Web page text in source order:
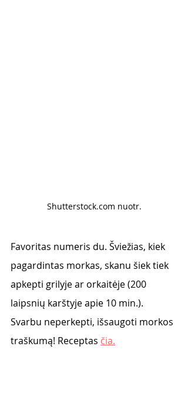
Shutterstock.com nuotr.
Favoritas numeris du. Šviežias, kiek
pagardintas morkas, skanu šiek tiek
apkepti grilyje ar orkaitėje (200
laipsnių karštyje apie 10 min.).
Svarbu neperkepti, išsaugoti morkos
traškumą! Receptas čia.